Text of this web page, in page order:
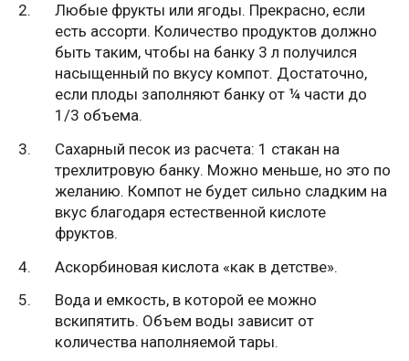
Любые фрукты или ягоды. Прекрасно, если
есть ассорти. Количество продуктов должно
быть таким, чтобы на банку 3 л получился
насыщенный по вкусу компот. Достаточно,
если плоды заполняют банку от ¼ части до
1/3 объема.
Сахарный песок из расчета: 1 стакан на
трехлитровую банку. Можно меньше, но это по
желанию. Компот не будет сильно сладким на
вкус благодаря естественной кислоте
фруктов.
Аскорбиновая кислота «как в детстве».
Вода и емкость, в которой ее можно
вскипятить. Объем воды зависит от
количества наполняемой тары.